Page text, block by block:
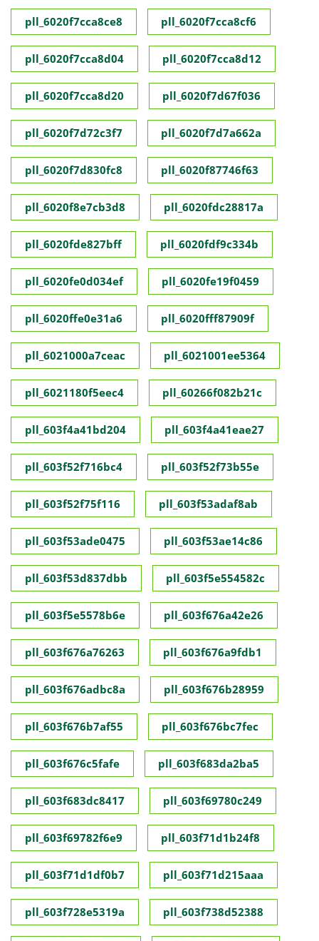
pll_6020f7cca8ce8 pll_6020f7cca8cf6
pll_6020f7cca8d04 pll_6020f7cca8d12
pll_6020f7cca8d20 pll_6020f7d67f036
pll_6020f7d72c3f7 pll_6020f7d7a662a
pll_6020f7d830fc8 pll_6020f87746f63
pll_6020f8e7cb3d8 pll_6020fdc28817a
pll_6020fde827bff pll_6020fdf9c334b
pll_6020fe0d034ef pll_6020fe19f0459
pll_6020ffe0e31a6 pll_6020fff87909f
pll_6021000a7ceac pll_6021001ee5364
pll_6021180f5eec4 pll_60266f082b21c
pll_603f4a41bd204 pll_603f4a41eae27
pll_603f52f716bc4 pll_603f52f73b55e
pll_603f52f75f116 pll_603f53adaf8ab
pll_603f53ade0475 pll_603f53ae14c86
pll_603f53d837dbb pll_603f5e554582c
pll_603f5e5578b6e pll_603f676a42e26
pll_603f676a76263 pll_603f676a9fdb1
pll_603f676adbc8a pll_603f676b28959
pll_603f676b7af55 pll_603f676bc7fec
pll_603f676c5fafe pll_603f683da2ba5
pll_603f683dc8417 pll_603f69780c249
pll_603f69782f6e9 pll_603f71d1b24f8
pll_603f71d1df0b7 pll_603f71d215aaa
pll_603f728e5319a pll_603f738d52388